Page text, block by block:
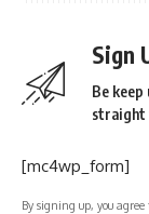
Sign
Be
straight
[mc4wp_form]
By signing up, you